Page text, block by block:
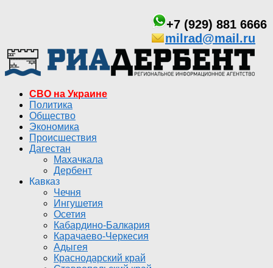
+7 (929) 881 6666
milrad@mail.ru
СВО на Украине
Политика
Общество
Экономика
Происшествия
Дагестан
Махачкала
Дербент
Кавказ
Чечня
Ингушетия
Осетия
Кабардино-Балкария
Карачаево-Черкесия
Адыгея
Краснодарский край